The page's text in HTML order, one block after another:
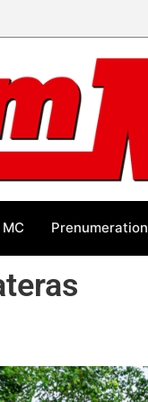
Prenumeration